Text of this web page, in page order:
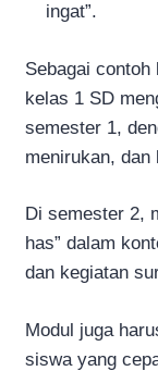
ingat”.
Sebagai
kelas 1 SD
semester 1,
menirukan, dan
Di semester 2,
has” dalam
dan kegiatan
Modul juga
siswa yang